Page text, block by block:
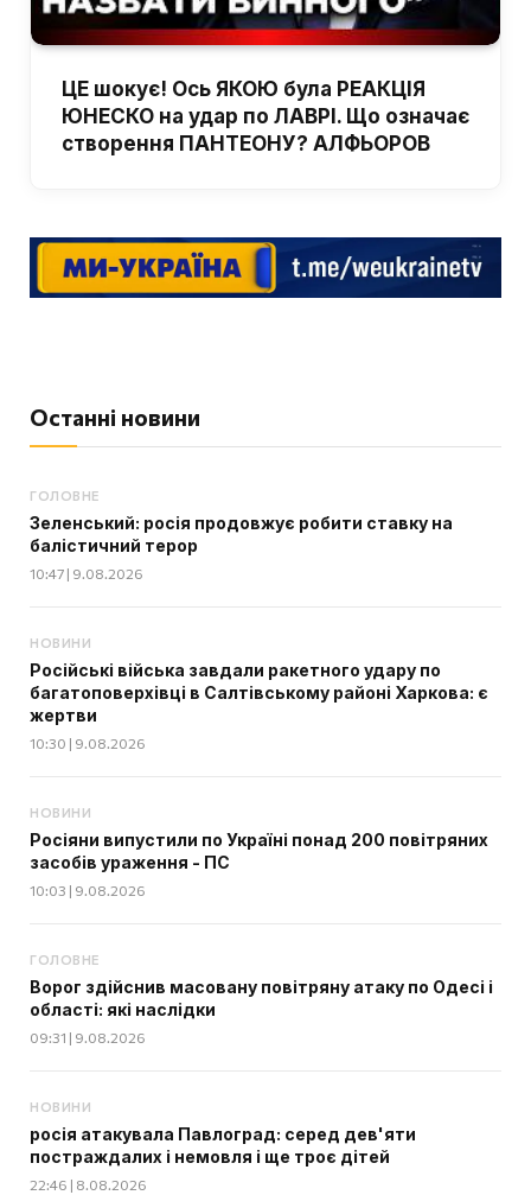
ЦЕ шокує! Ось ЯКОЮ була РЕАКЦІЯ
ЮНЕСКО на удар по ЛАВРІ. Що означає
створення ПАНТЕОНУ? АЛФЬОРОВ
Останні новини
ГОЛОВНЕ
Зеленський: росія продовжує робити ставку на
балістичний терор
10:47 | 9.08.2026
НОВИНИ
Російські війська завдали ракетного удару по
багатоповерхівці в Салтівському районі Харкова: є
жертви
10:30 | 9.08.2026
НОВИНИ
Росіяни випустили по Україні понад 200 повітряних
засобів ураження - ПС
10:03 | 9.08.2026
ГОЛОВНЕ
Ворог здійснив масовану повітряну атаку по Одесі і
області: які наслідки
09:31 | 9.08.2026
НОВИНИ
росія атакувала Павлоград: серед дев'яти
постраждалих і немовля і ще троє дітей
22:46 | 8.08.2026